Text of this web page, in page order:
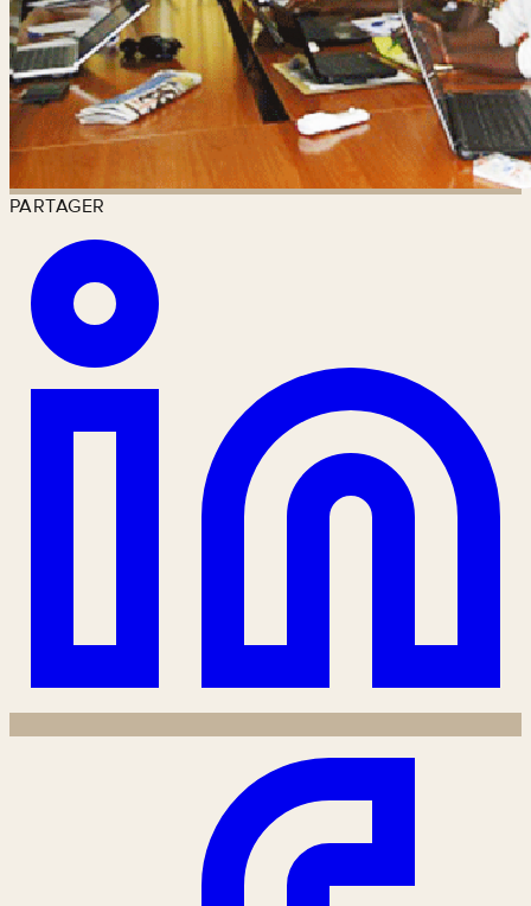
PARTAGER